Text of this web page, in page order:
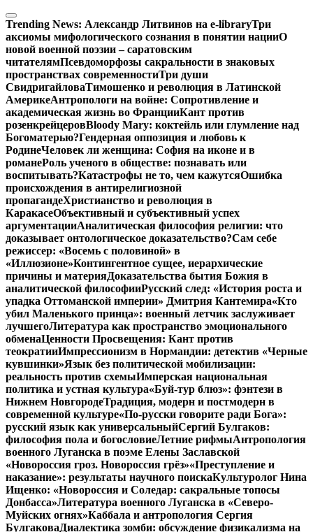
Перейти
к
содержимому
Trending News: Александр Литвинов на e-libraryТри
аксиомы мифологического сознания в понятии нацииО
новой военной поэзии – саратовским
читателямПсевдоморфозы сакральности в знаковых
пространствах современностиТри души
СвидригайловаТимошенко и революция в Латинской
АмерикеАнтропологи на войне: Сопротивление и
академическая жизнь во ФранцииКант против
розенкрейцеровBloody Mary: коктейль или глумление над
Богоматерью?Гендерная оппозиция и любовь к
РодинеЧеловек ли женщина: София на иконе и в
романеРоль ученого в обществе: познавать или
воспитывать?Катастрофы не то, чем кажутсяОшибка
происхождения в антирелигиозной
пропагандеХристианство и революция в
КаракасеОбъективный и субъективный успех
аргументацииАналитическая философия религии: что
доказывает онтологическое доказательство?Сам себе
режиссер: «Восемь с половиной» в
«Иллюзионе»Контингентное сущее, иерархические
причины и материяДоказательства бытия Божия в
аналитической философииРусский след: «История роста и
упадка Оттоманской империи» Дмитрия Кантемира«Кто
убил Маленького принца»: военный летчик заслуживает
лучшегоЛитература как пространство эмоционального
обменаЦенности Просвещения: Кант против
теократииИмпрессионизм в Нормандии: детектив «Черные
кувшинки»Язык без политической мобилизации:
реальность против схемыИмперская национальная
политика и устная культура«Буй-тур блюз»: фэнтези в
Нижнем НовгородеТрадиция, модерн и постмодерн в
современной культуре«По-русски говорите ради Бога»:
русский язык как универсальныйСергий Булгаков:
философия пола и богословиеЛетние рифмыАнтропология
военного Луганска в поэме Елены Заславской
«Новороссия гроз. Новороссия грёз»«Преступление и
наказание»: результаты научного поискаКультуролог Нина
Ищенко: «Новороссия и Соледар: сакральные топосы
Донбасса»Литература военного Луганска в «Северо-
Муйских огнях»Каббала и антропология Сергия
БулгаковаДиалектика зомби: обсуждение физикализма на